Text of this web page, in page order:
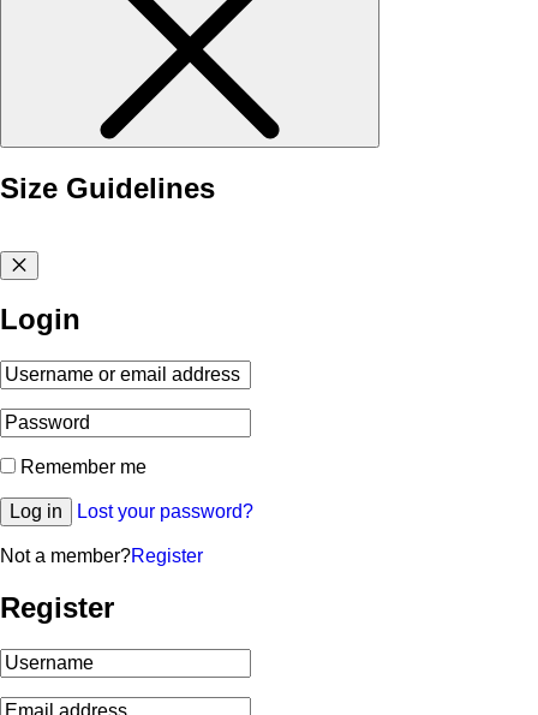
Size Guidelines
Login
Remember me
Log in Lost your password?
Not a member?Register
Register